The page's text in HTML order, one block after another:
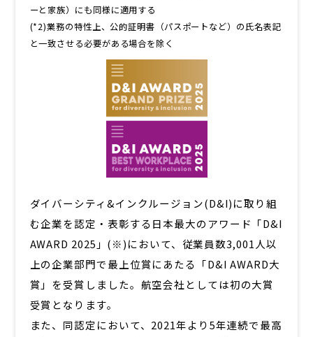
ーと家族）にも同様に適用する
(*2)業務の特性上、公的証明書（パスポートなど）の氏名表記
と一致させる必要がある場合を除く
ダイバーシティ&インクルージョン(D&I)に取り組
む企業を認定・表彰する日本最大のアワード「D&I
AWARD 2025」(※)において、従業員数3,001人以
上の企業部門で最上位賞にあたる「D&I AWARD大
賞」を受賞しました。航空会社としては初の大賞
受賞となります。
また、同認定において、2021年より5年連続で最高